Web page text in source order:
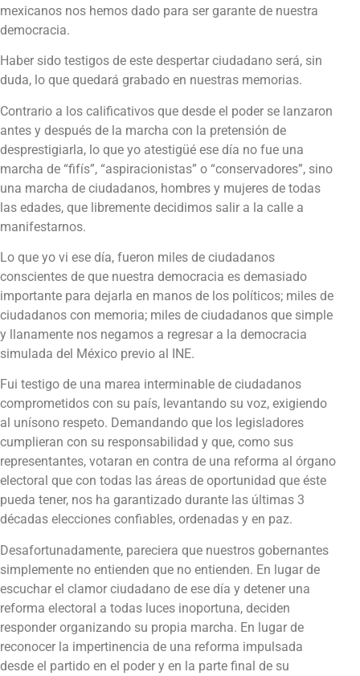
mexicanos nos hemos dado para ser garante de nuestra
democracia.
Haber sido testigos de este despertar ciudadano será, sin
duda, lo que quedará grabado en nuestras memorias.
Contrario a los calificativos que desde el poder se lanzaron
antes y después de la marcha con la pretensión de
desprestigiarla, lo que yo atestigüé ese día no fue una
marcha de “fifís”, “aspiracionistas” o “conservadores”, sino
una marcha de ciudadanos, hombres y mujeres de todas
las edades, que libremente decidimos salir a la calle a
manifestarnos.
Lo que yo vi ese día, fueron miles de ciudadanos
conscientes de que nuestra democracia es demasiado
importante para dejarla en manos de los políticos; miles de
ciudadanos con memoria; miles de ciudadanos que simple
y llanamente nos negamos a regresar a la democracia
simulada del México previo al INE.
Fui testigo de una marea interminable de ciudadanos
comprometidos con su país, levantando su voz, exigiendo
al unísono respeto. Demandando que los legisladores
cumplieran con su responsabilidad y que, como sus
representantes, votaran en contra de una reforma al órgano
electoral que con todas las áreas de oportunidad que éste
pueda tener, nos ha garantizado durante las últimas 3
décadas elecciones confiables, ordenadas y en paz.
Desafortunadamente, pareciera que nuestros gobernantes
simplemente no entienden que no entienden. En lugar de
escuchar el clamor ciudadano de ese día y detener una
reforma electoral a todas luces inoportuna, deciden
responder organizando su propia marcha. En lugar de
reconocer la impertinencia de una reforma impulsada
desde el partido en el poder y en la parte final de su